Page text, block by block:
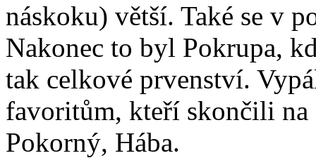
náskoku) větší. Také se v
Nakonec to byl Pokrupa,
tak celkové prvenství.
favoritům, kteří skončili na
Pokorný, Hába.